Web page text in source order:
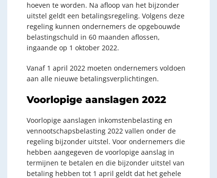
hoeven te worden. Na afloop van het bijzonder
uitstel geldt een betalingsregeling. Volgens deze
regeling kunnen ondernemers de opgebouwde
belastingschuld in 60 maanden aflossen,
ingaande op 1 oktober 2022.
Vanaf 1 april 2022 moeten ondernemers voldoen
aan alle nieuwe betalingsverplichtingen.
Voorlopige aanslagen 2022
Voorlopige aanslagen inkomstenbelasting en
vennootschapsbelasting 2022 vallen onder de
regeling bijzonder uitstel. Voor ondernemers die
hebben aangegeven de voorlopige aanslag in
termijnen te betalen en die bijzonder uitstel van
betaling hebben tot 1 april geldt dat het gehele